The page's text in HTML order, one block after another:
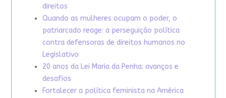
direitos
Quando as mulheres ocupam o poder, o
patriarcado reage: a perseguição política
contra defensoras de direitos humanos no
Legislativo
20 anos da Lei Maria da Penha: avanços e
desafios
Fortalecer a política feminista na América